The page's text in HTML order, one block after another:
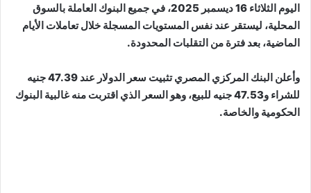
اليوم الثلاثاء 16 ديسمبر 2025، في جميع البنوك العاملة بالسوق
المحلية، ليستقر عند نفس المستويات المسجلة خلال تعاملات الأيام
الماضية، بعد فترة من التقلبات المحدودة.
وأعلن البنك المركزي المصري تثبيت سعر الدولار عند 47.39 جنيه
للشراء و47.53 جنيه للبيع، وهو السعر الذي اقتربت منه غالبية البنوك
الحكومية والخاصة.